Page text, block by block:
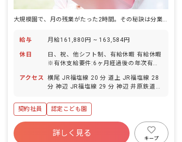
大規模園で、月の残業がたった2時間。その秘訣は分業体制にあります
給与 月給161,880円 ~ 163,584円
休日
日、祝、他シフト制、有給休暇 有給休暇
※有休支給要件:6ヶ月経過後の年次有給
アクセス
横尾 JR福塩線 20 分 道上 JR福塩線 28
分 神辺 JR福塩線 29 分 神辺 井原鉄道
契約社員
認定こども園
詳しく見る
キープ